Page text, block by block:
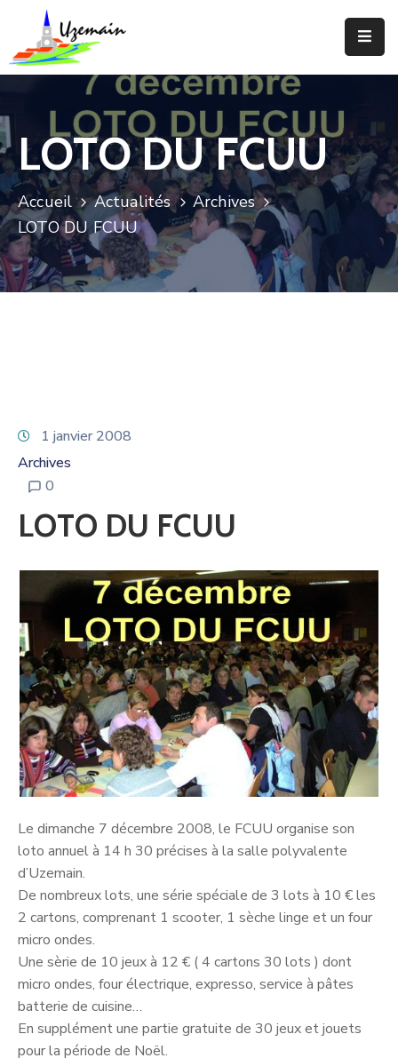
Actualités
Votre
Commune
Votre
Mairie
Services
LOTO DU FCUU
Accueil Actualités
Archives
LOTO DU FCUU
1 janvier 2008
Archives
0
LOTO DU FCUU
Le dimanche 7 décembre 2008, le FCUU organise son
loto annuel à 14 h 30 précises à la salle polyvalente
d’Uzemain.
De nombreux lots, une série spéciale de 3 lots à 10 € les
2 cartons, comprenant 1 scooter, 1 sèche linge et un four
micro ondes.
Une sèrie de 10 jeux à 12 € ( 4 cartons 30 lots ) dont
micro ondes, four électrique, expresso, service à pâtes
batterie de cuisine…
En supplément une partie gratuite de 30 jeux et jouets
pour la période de Noël.